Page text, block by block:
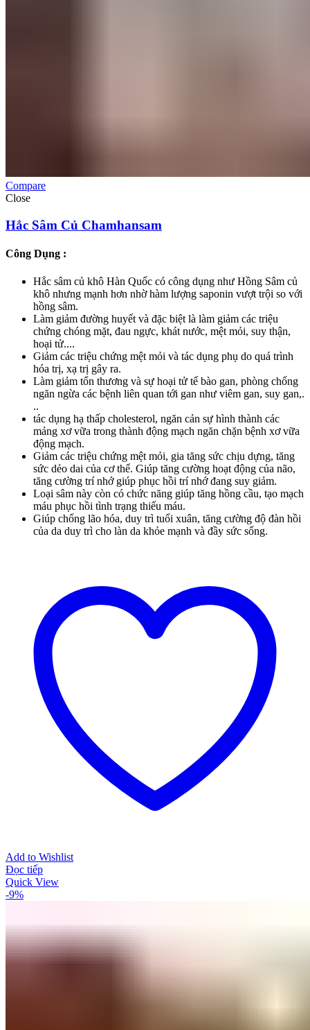
Compare
Close
Hắc Sâm Củ Chamhansam
Công Dụng :
Hắc sâm củ khô Hàn Quốc có công dụng như Hồng Sâm củ
khô nhưng mạnh hơn nhờ hàm lượng saponin vượt trội so với
hồng sâm.
Làm giảm đường huyết và đặc biệt là làm giảm các triệu
chứng chóng mặt, đau ngực, khát nước, mệt mỏi, suy thận,
hoại tử....
Giảm các triệu chứng mệt mỏi và tác dụng phụ do quá trình
hóa trị, xạ trị gây ra.
Làm giảm tổn thương và sự hoại tử tế bào gan, phòng chống
ngăn ngừa các bệnh liên quan tới gan như viêm gan, suy gan,.
..
tác dụng hạ thấp cholesterol, ngăn cản sự hình thành các
mảng xơ vữa trong thành động mạch ngăn chặn bệnh xơ vữa
động mạch.
Giảm các triệu chứng mệt mỏi, gia tăng sức chịu dựng, tăng
sức dẻo dai của cơ thể. Giúp tăng cường hoạt động của não,
tăng cường trí nhớ giúp phục hồi trí nhớ đang suy giảm.
Loại sâm này còn có chức năng giúp tăng hồng cầu, tạo mạch
máu phục hồi tình trạng thiếu máu.
Giúp chống lão hóa, duy trì tuổi xuân, tăng cường độ đàn hồi
của da duy trì cho làn da khỏe mạnh và đầy sức sống.
Add to Wishlist
Đọc tiếp
Quick View
-9%